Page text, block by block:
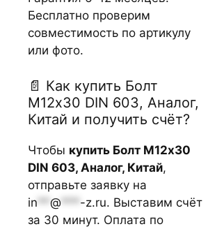
Бесплатно проверим
совместимость по артикулу
или фото.
📄 Как купить Болт
М12х30 DIN 603, Аналог,
Китай и получить счёт?
Чтобы купить Болт М12х30
DIN 603, Аналог, Китай,
отправьте заявку на
in ** @ *** -z.ru. Выставим счёт
за 30 минут. Оплата по